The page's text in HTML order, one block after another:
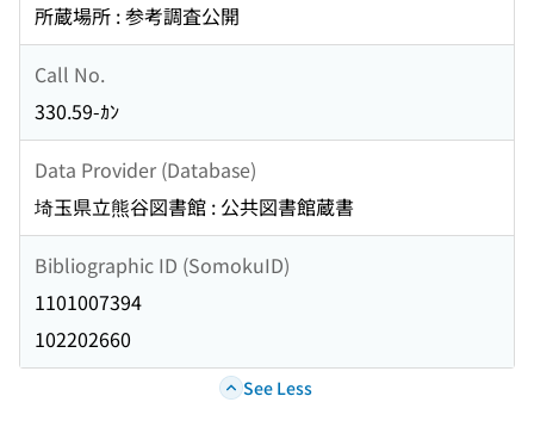
所蔵場所 : 参考調査公開
Call No.
330.59-ｶﾝ
Data Provider (Database)
埼玉県立熊谷図書館 : 公共図書館蔵書
Bibliographic ID (SomokuID)
1101007394
102202660
See Less